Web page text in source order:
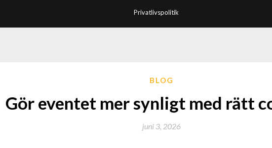
Privatlivspolitik
BLOG
Gör eventet mer synligt med rätt
juni 3, 2026